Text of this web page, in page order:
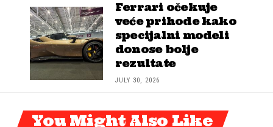
Ferrari očekuje
veće prihode kako
specijalni modeli
donose bolje
rezultate
JULY 30, 2026
You Might Also Like